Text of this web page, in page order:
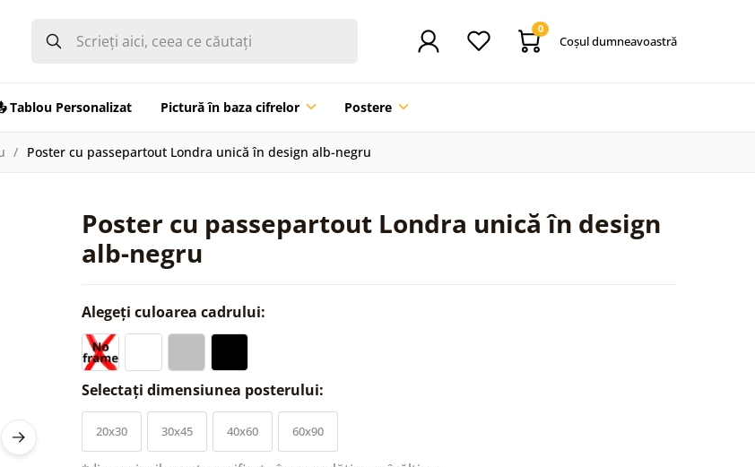
0
Coşul dumneavoastră
Tablou Personalizat Pictură în baza cifrelor Postere
Poster cu passepartout Londra unică în design alb-negru
Poster cu passepartout Londra unică în design
alb-negru
Alegeți culoarea cadrului:
Selectați dimensiunea posterului:
20x30 30x45 40x60 60x90